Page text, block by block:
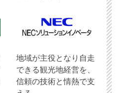
地域が主役となり自走
できる観光地経営を、
信頼の技術と情熱で支